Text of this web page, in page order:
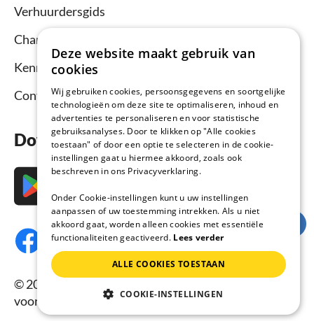
Verhuurdersgids
Channel Manager
Kennisbank verhuurders
Contact
Download nu de app
© 2026 Vakantiehuisnu.nl, Alle rechten
voorbehouden.
Deze website maakt gebruik van
cookies
Wij gebruiken cookies, persoonsgegevens en soortgelijke
technologieën om deze site te optimaliseren, inhoud en
advertenties te personaliseren en voor statistische
gebruiksanalyses. Door te klikken op "Alle cookies
toestaan" of door een optie te selecteren in de cookie-
instellingen gaat u hiermee akkoord, zoals ook
beschreven in ons Privacyverklaring.
Onder Cookie-instellingen kunt u uw instellingen
aanpassen of uw toestemming intrekken. Als u niet
akkoord gaat, worden alleen cookies met essentiële
functionaliteiten geactiveerd. Lees verder
ALLE COOKIES TOESTAAN
COOKIE-INSTELLINGEN